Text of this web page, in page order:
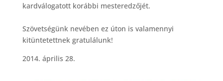
kardválogatott korábbi mesteredzőjét.
Szövetségünk nevében ez úton is valamennyi
kitüntetettnek gratulálunk!
2014. április 28.